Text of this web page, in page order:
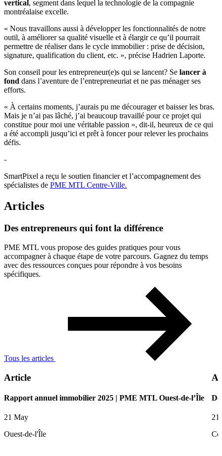
vertical, segment dans lequel la technologie de la compagnie
montréalaise excelle.
« Nous travaillons aussi à développer les fonctionnalités de notre
outil, à améliorer sa qualité visuelle et à élargir ce qu’il pourrait
permettre de réaliser dans le cycle immobilier : prise de décision,
signature, qualification du client, etc. », précise Hadrien Laporte.
Son conseil pour les entrepreneur(e)s qui se lancent? Se lancer à
fond dans l’aventure de l’entrepreneuriat et ne pas ménager ses
efforts.
« À certains moments, j’aurais pu me décourager et baisser les bras.
Mais je n’ai pas lâché, j’ai beaucoup travaillé pour ce projet qui
constitue pour moi une véritable passion », dit-il, heureux de ce qui
a été accompli jusqu’ici et prêt à foncer pour relever les prochains
défis.
-
SmartPixel a reçu le soutien financier et l’accompagnement des
spécialistes de PME MTL Centre-Ville.
Articles
Des entrepreneurs qui font la différence
PME MTL vous propose des guides pratiques pour vous
accompagner à chaque étape de votre parcours. Gagnez du temps
avec des ressources conçues pour répondre à vos besoins
spécifiques.
Tous les articles
Article
Rapport annuel immobilier 2025 | PME MTL Ouest-de-l’Île
21 May
Ouest-de-l'Île
21